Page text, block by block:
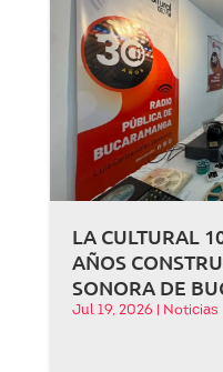
LA CULTURAL
AÑOS
SONORA DE
Jul 19, 2026 Noticias